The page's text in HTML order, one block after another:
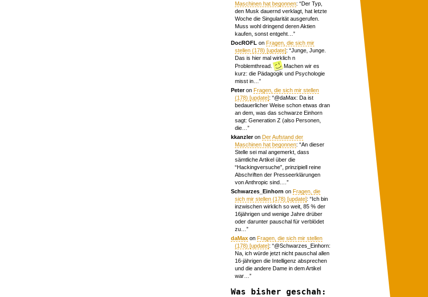
Maschinen hat begonnen: “Der Typ,
den Musk dauernd verklagt, hat letzte
Woche die Singularität ausgerufen.
Muss wohl dringend deren Aktien
kaufen, sonst entgeht… ”
DocROFL onFragen, die sich mir
stellen (178) [update]: “Junge, Junge.
Das is hier mal wirklich n
Problemthread.
Machen wir es
kurz: die Pädagogik und Psychologie
misst in… ”
PeteronFragen, die sich mir stellen
(178) [update]: “@daMax: Da ist
bedauerlicher Weise schon etwas dran
an dem, was das schwarze Einhorn
sagt: Generation Z (also Personen,
die… ”
kkanzleronDer Aufstand der
Maschinen hat begonnen: “An dieser
Stelle sei mal angemerkt, dass
sämtliche Artikel über die
“Hackingversuche”, prinzipiell reine
Abschriften der Presseerklärungen
von Anthropic sind.… ”
Schwarzes_Einhorn onFragen, die
sich mir stellen (178) [update]: “Ich bin
inzwischen wirklich so weit, 85 % der
16jährigen und wenige Jahre drüber
oder darunter pauschal für verblödet
zu… ”
daMax onFragen, die sich mir stellen
(178) [update]: “@Schwarzes_Einhorn:
Na, ich würde jetzt nicht pauschal allen
16-jährigen die Intelligenz absprechen
und die andere Dame in dem Artikel
war… ”
Was bisher geschah: